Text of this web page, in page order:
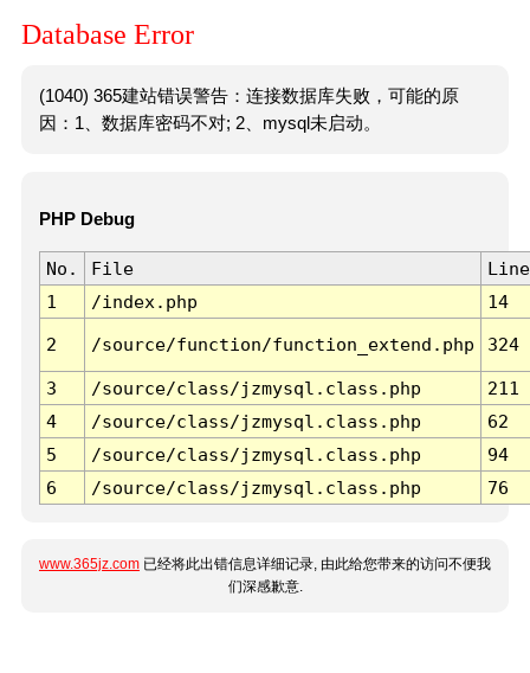
Database Error
(1040) 365建站错误警告：连接数据库失败，可能的原
因：1、数据库密码不对; 2、mysql未启动。
PHP Debug
No. File
Line
1
/index.php 14
2 /source/function/function_extend.php 324
3 /source/class/jzmysql.class.php
211
4
/source/class/jzmysql.class.php
62
5
/source/class/jzmysql.class.php
94
6
/source/class/jzmysql.class.php 76
www.365jz.com 已经将此出错信息详细记录, 由此给您带来的访问不便我
们深感歉意.